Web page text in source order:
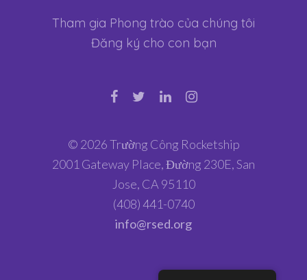
Tham gia Phong trào của chúng tôi
Đăng ký cho con bạn
© 2026 Trường Công Rocketship
2001 Gateway Place, Đường 230E, San
Jose, CA 95110
(408) 441-0740
info@rsed.org